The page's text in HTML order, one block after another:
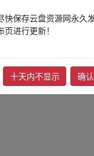
，本站无法操作相关资
有种小子有种🔥【补链分
快保存云盘资源网永久
进行更新！
十天内不显示 确认